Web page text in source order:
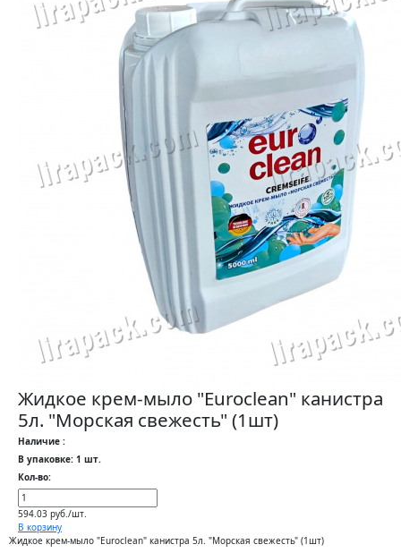
Жидкое крем-мыло "Euroclean" канистра
5л. "Морская свежесть" (1шт)
Наличие :
В упаковке: 1 шт.
Кол-во:
594.03 руб./шт.
В корзину
Жидкое крем-мыло "Euroclean" канистра 5л. "Морская свежесть" (1шт)